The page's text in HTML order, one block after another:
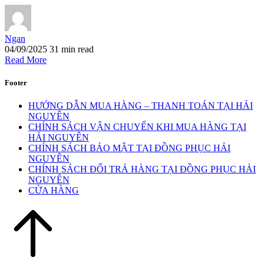
Ngan
04/09/2025 31 min read
Read More
Footer
HƯỚNG DẪN MUA HÀNG – THANH TOÁN TẠI HẢI
NGUYÊN
CHÍNH SÁCH VẬN CHUYỂN KHI MUA HÀNG TẠI
HẢI NGUYÊN
CHÍNH SÁCH BẢO MẬT TẠI ĐỒNG PHỤC HẢI
NGUYÊN
CHÍNH SÁCH ĐỔI TRẢ HÀNG TẠI ĐỒNG PHỤC HẢI
NGUYÊN
CỬA HÀNG